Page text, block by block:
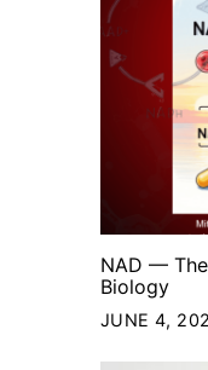
NAD —
Biology
JUNE 4,